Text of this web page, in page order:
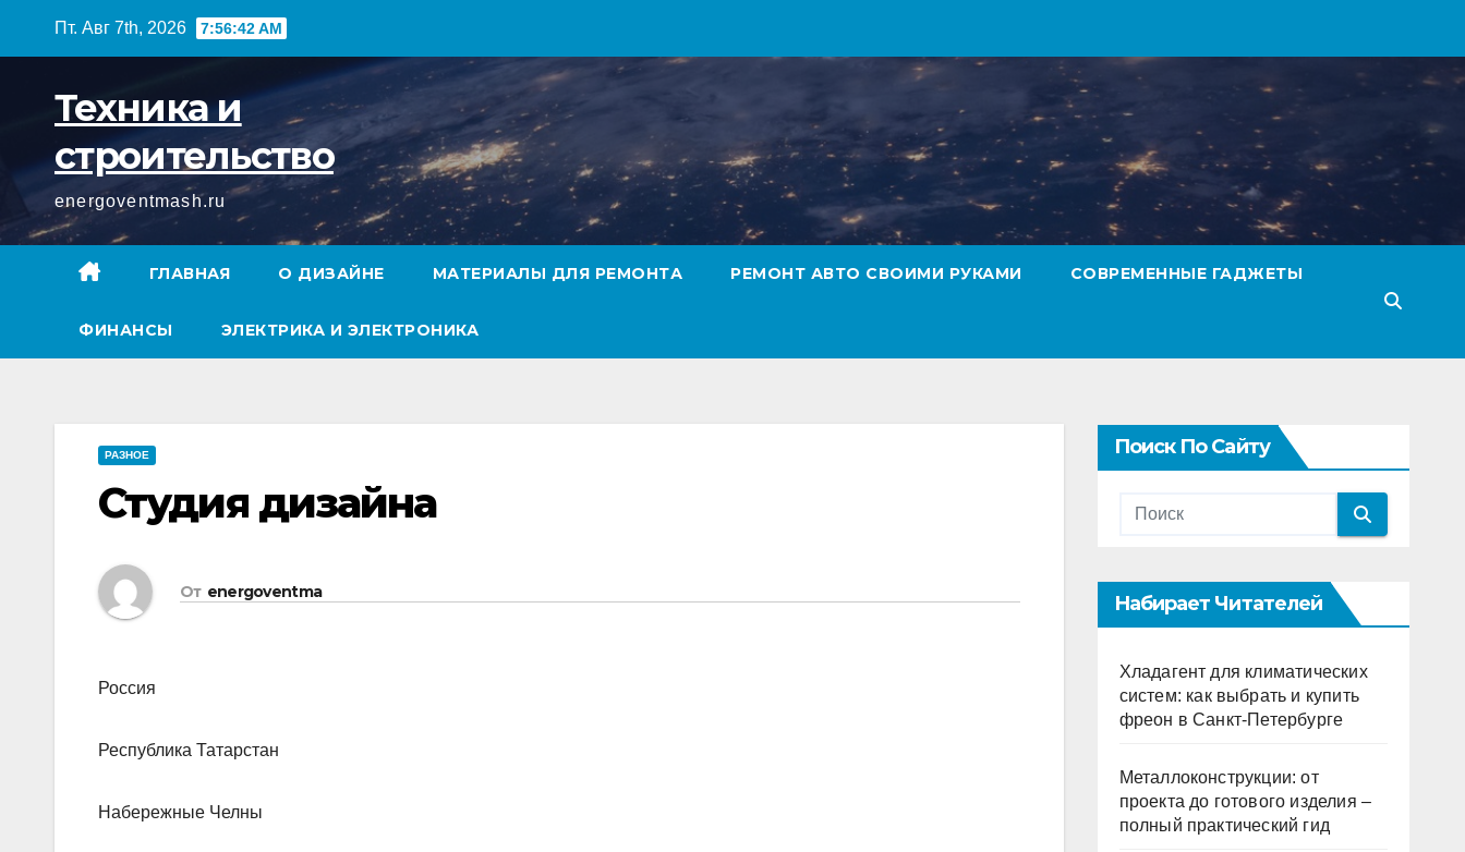
Пт. Авг 7th, 2026 7:56:43 AM
Техника и
строительство
energoventmash.ru
ГЛАВНАЯ О ДИЗАЙНЕ МАТЕРИАЛЫ ДЛЯ РЕМОНТА РЕМОНТ АВТО СВОИМИ РУКАМИ СОВРЕМЕННЫЕ ГАДЖЕТЫ
ФИНАНСЫ ЭЛЕКТРИКА И ЭЛЕКТРОНИКА
РАЗНОЕ
Студия дизайна
От energoventma
Россия
Республика Татарстан
Набережные Челны
Поиск По Сайту
Набирает Читателей
Хладагент для климатических
систем: как выбрать и купить
фреон в Санкт-Петербурге
Металлоконструкции: от
проекта до готового изделия –
полный практический гид